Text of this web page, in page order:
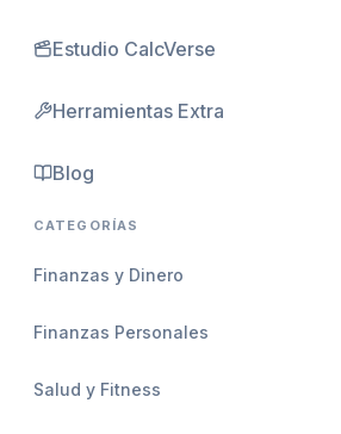
Estudio CalcVerse
Herramientas Extra
Blog
CATEGORÍAS
Finanzas y Dinero
Finanzas Personales
Salud y Fitness